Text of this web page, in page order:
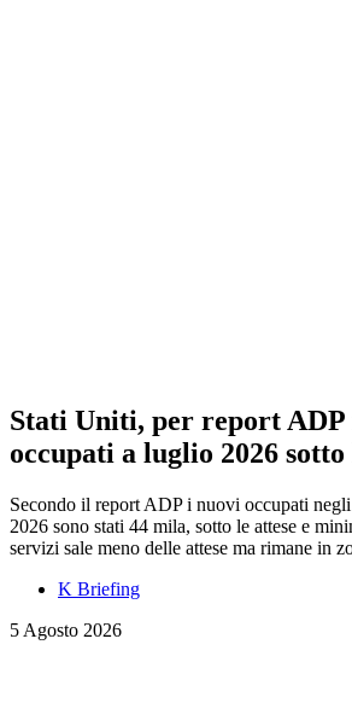
Stati Uniti, per report ADP
occupati a luglio 2026 sotto
Secondo il report ADP i nuovi occupati
2026 sono stati 44 mila, sotto le attese e
servizi sale meno delle attese ma rimane in
K Briefing
5 Agosto 2026